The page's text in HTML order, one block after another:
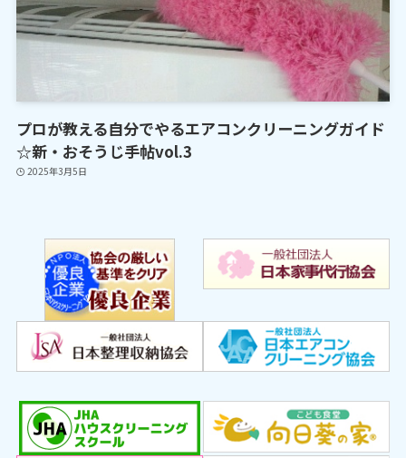
プロが教える自分でやるエアコンクリーニングガイド
☆新・おそうじ手帖vol.3
2025年3月5日